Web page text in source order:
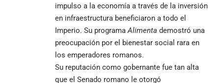
impulso a la economía a través de la inversión
en infraestructura beneficiaron a todo el
Imperio. Su programa Alimenta demostró una
preocupación por el bienestar social rara en
los emperadores romanos.
Su reputación como gobernante fue tan alta
que el Senado romano le otorgó